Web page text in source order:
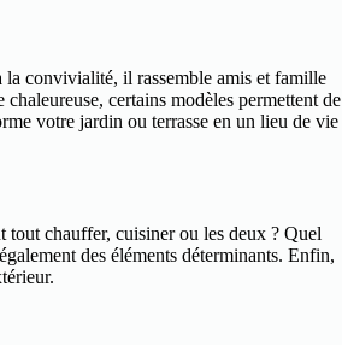
la convivialité, il rassemble amis et famille
certains modèles permettent de
votre jardin ou terrasse en un lieu de vie
tout chauffer, cuisiner ou les deux ? Quel
des éléments déterminants. Enfin,